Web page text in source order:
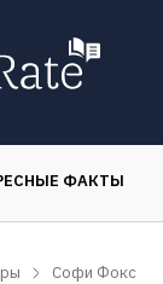
ФАКТЫ
Софи Фокс